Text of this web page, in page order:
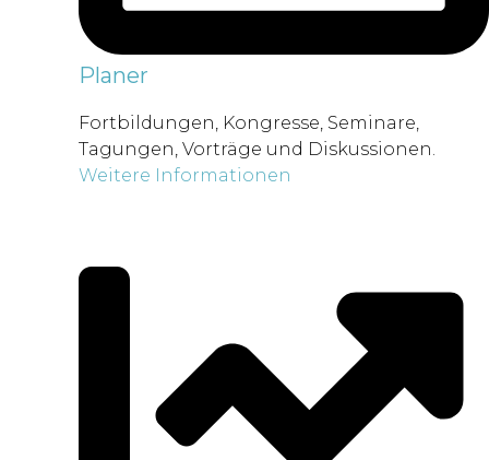
Planer
Fortbildungen, Kongresse, Seminare,
Tagungen, Vorträge und Diskussionen.
Weitere Informationen